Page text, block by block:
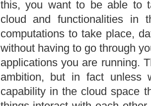
this, you want to be able to
cloud and functionalities in
computations to take place,
without having to go through
applications you are running.
ambition, but in fact unless
capability in the cloud space